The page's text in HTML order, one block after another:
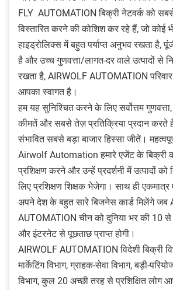
FLY AUTOMATION बिक्री नेटवर्क को
विस्तारित करने की कोशिश कर रहे हैं, जो कोई
हाइड्रोलिक्स में बहुत पर्याप्त अनुभव रखता है,
है और उच्च गुणवत्ता/लागत-दर वाले उत्पादों से
रखता है, AIRWOLF AUTOMATION
आपका स्वागत है।
हम यह सुनिश्चित करने के लिए सर्वोत्तम गुणवत्ता,
कीमतें और सबसे तेज़ प्रतिक्रिया प्रदान करते
संभावित सबसे बड़ा बाजार हिस्सा जीतें।
Airwolf Automation हमारे एजेंट के बिक्री
प्रशिक्षण करने और उन्हें प्रदर्शनी में उत्पादों
लिए प्रशिक्षण शिक्षक भेजेगा। साथ ही
अपने देश के बहुत सारे बिजनेस कार्ड मिलेंगे जब
AUTOMATION चीन को दुनिया भर की 10 से
और इंटरनेट से पूछताछ प्राप्त होगी।
AIRWOLF AUTOMATION विदेशी बिक्री
मार्केटिंग विभाग, ग्राहक-सेवा विभाग, बड़ी-
विभाग, कुल 20 अच्छी तरह से प्रशिक्षित लोग